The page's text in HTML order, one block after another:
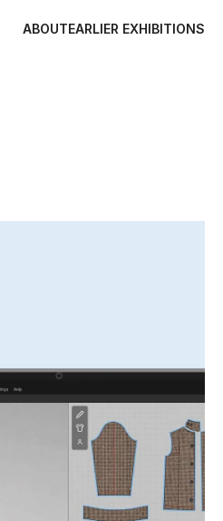
ABOUTEARLIER EXHIBITIONS